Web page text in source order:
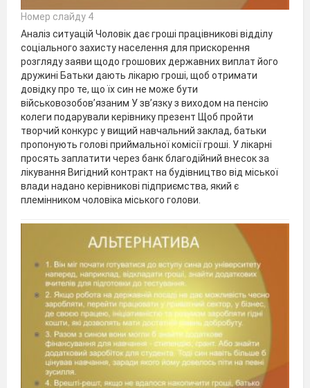
Номер слайду 4
Аналіз ситуацій Чоловік дає гроші працівникові відділу
соціального захисту населення для прискорення
розгляду заяви щодо грошових державних виплат його
дружині Батьки дають лікарю гроші, щоб отримати
довідку про те, що їх син не може бути
військовозобов’язаним У зв’язку з виходом на пенсію
колеги подарували керівнику презент Щоб пройти
творчий конкурс у вищий навчальний заклад, батьки
пропонують голові приймальної комісії гроші. У лікарні
просять заплатити через банк благодійний внесок за
лікування Вигідний контракт на будівництво від міської
влади надано керівникові підприємства, який є
племінником чоловіка міського голови.